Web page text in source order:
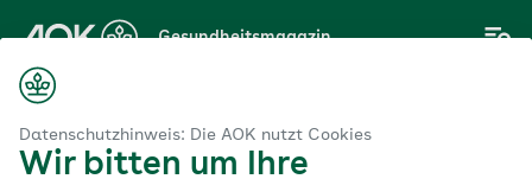
Datenschutzhinweis: Die AOK nutzt Cookies
Wir bitten um Ihre
Hauptinhalt
springen
Gesundheitsmagazin